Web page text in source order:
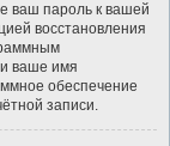
ваш пароль к вашей
восстановления
ваше имя
обеспечение
записи.